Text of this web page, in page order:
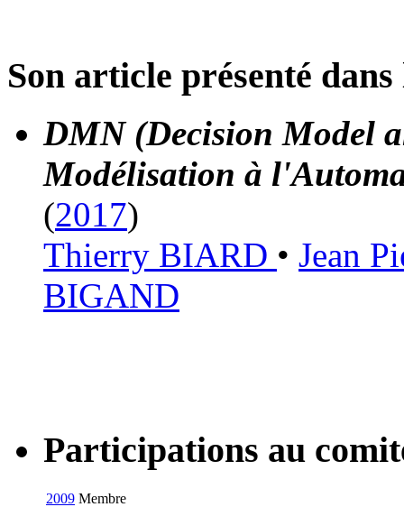
Son article présenté
DMN (Decision Model
Modélisation à
(2017)
Thierry BIARD • Jean
BIGAND
Participations au
2009 Membre